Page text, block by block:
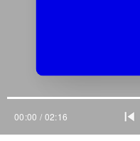
00:00 / 02:16